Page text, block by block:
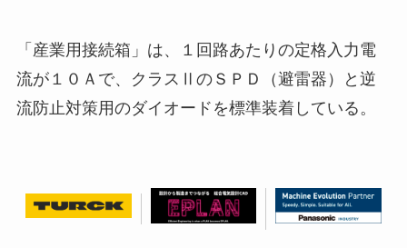
「産業用接続箱」は、１回路あたりの定格入力電
流が１０Ａで、クラスⅡのＳＰＤ（避雷器）と逆
流防止対策用のダイオードを標準装着している。